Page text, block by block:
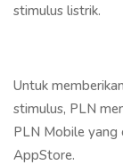
stimulus listrik.
Untuk
stimulus, PLN
PLN Mobile yang
AppStore.